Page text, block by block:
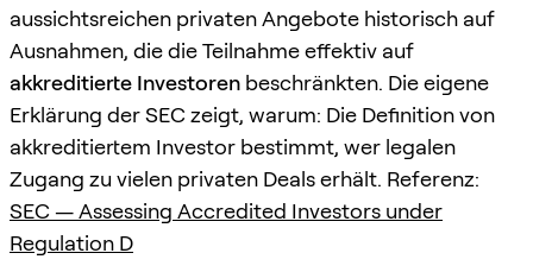
aussichtsreichen privaten Angebote historisch auf
Ausnahmen, die die Teilnahme effektiv auf
akkreditierte Investoren beschränkten. Die eigene
Erklärung der SEC zeigt, warum: Die Definition von
akkreditiertem Investor bestimmt, wer legalen
Zugang zu vielen privaten Deals erhält. Referenz:
SEC — Assessing Accredited Investors under
Regulation D